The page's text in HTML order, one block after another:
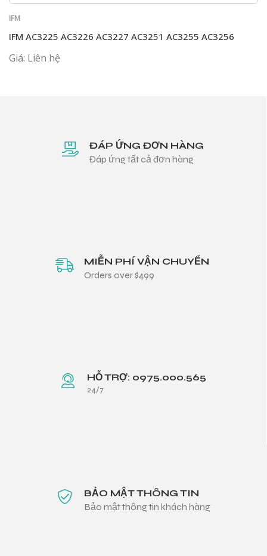
IFM
IFM AC3225 AC3226 AC3227 AC3251 AC3255 AC3256
Giá: Liên hệ
ĐÁP ỨNG ĐƠN HÀNG
Đáp ứng tất cả đơn hàng
MIỄN PHÍ VẬN CHUYỂN
Orders over $499
HỖ TRỢ: 0975.000.565
24/7
BẢO MẬT THÔNG TIN
Bảo mật thông tin khách hàng